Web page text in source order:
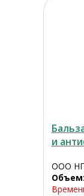
и
ООО